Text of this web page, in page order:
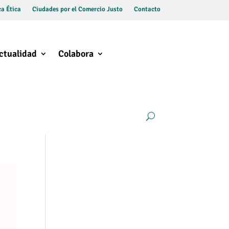
Ética Ciudades por el Comercio Justo Contacto
Colabora